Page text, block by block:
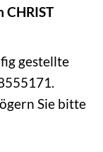
CHRIST
gestellte
Sie bitte